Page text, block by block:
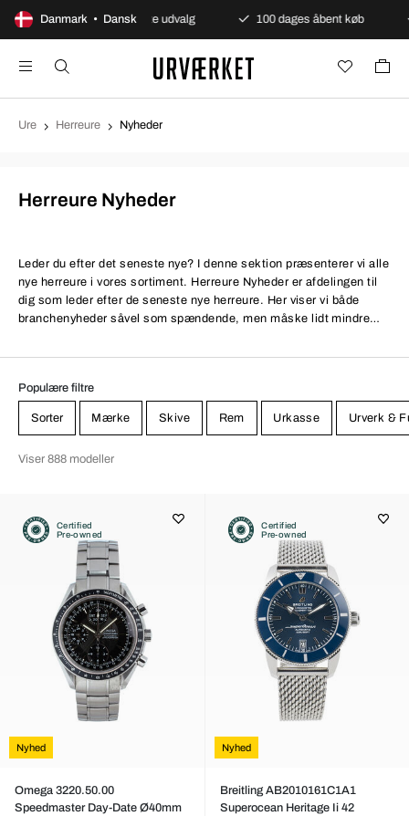
Danmark • Dansk
Europas største udvalg 100 dages åbent køb
Ure Herreure Nyheder
Herreure Nyheder
Leder du efter det seneste nye? I denne sektion præsenterer vi alle
nye herreure i vores sortiment. Herreure Nyheder er afdelingen til
dig som leder efter de seneste nye herreure. Her viser vi både
branchenyheder såvel som spændende, men måske lidt mindre
Populære filtre
Sorter Mærke Skive Rem Urkasse Urverk &
Viser 888 modeller
Certified
Pre-owned
Nyhed
Omega 3220.50.00
Speedmaster Day-Date Ø40mm
Certified
Pre-owned
Nyhed
Breitling AB2010161C1A1
Superocean Heritage Ii 42